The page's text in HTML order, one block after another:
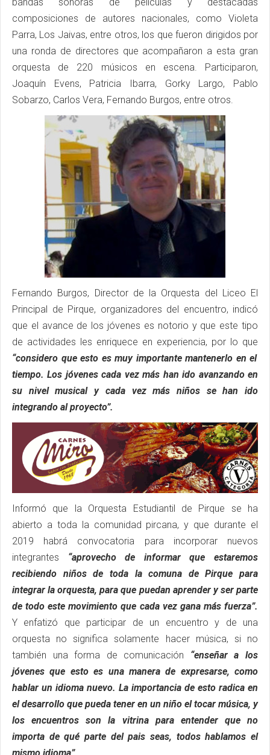
bandas sonoras de películas y destacadas
composiciones de autores nacionales, como Violeta
Parra, Los Jaivas, entre otros, los que fueron dirigidos por
una ronda de directores que acompañaron a esta gran
orquesta de 220 músicos en escena. Participaron,
Joaquín Evens, Patricia Ibarra, Gorky Largo, Pablo
Sobarzo, Carlos Vera, Fernando Burgos, entre otros.
Fernando Burgos, Director de la Orquesta del Liceo El
Principal de Pirque, organizadores del encuentro, indicó
que el avance de los jóvenes es notorio y que este tipo
de actividades les enriquece en experiencia, por lo que
“considero que esto es muy importante mantenerlo en el
tiempo. Los jóvenes cada vez más han ido avanzando en
su nivel musical y cada vez más niños se han ido
integrando al proyecto”.
Informó que la Orquesta Estudiantil de Pirque se ha
abierto a toda la comunidad pircana, y que durante el
2019 habrá convocatoria para incorporar nuevos
integrantes “aprovecho de informar que estaremos
recibiendo niños de toda la comuna de Pirque para
integrar la orquesta, para que puedan aprender y ser parte
de todo este movimiento que cada vez gana más fuerza”.
Y enfatizó que participar de un encuentro y de una
orquesta no significa solamente hacer música, si no
también una forma de comunicación “enseñar a los
jóvenes que esto es una manera de expresarse, como
hablar un idioma nuevo. La importancia de esto radica en
el desarrollo que pueda tener en un niño el tocar música, y
los encuentros son la vitrina para entender que no
importa de qué parte del pais seas, todos hablamos el